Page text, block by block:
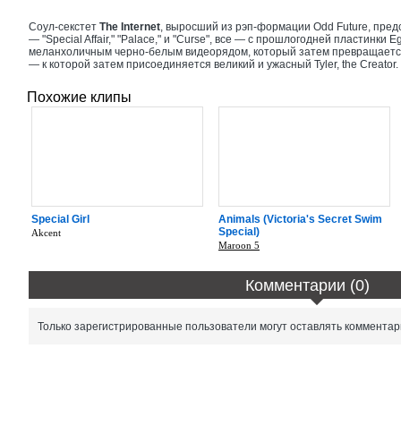
Соул-секстет The Internet, выросший из рэп-формации Odd Future,
— "Special Affair," "Palace," и "Curse", все — с прошлогодней пластинки
меланхоличным черно-белым видеорядом, который затем
— к которой затем присоединяется великий и ужасный Tyler, the Creator.
Похожие клипы
Special Girl
Akcent
Animals (Victoria's Secret Swim
Special)
Maroon 5
Комментарии (0)
Только зарегистрированные пользователи могут оставлять